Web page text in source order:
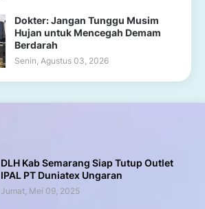
Dokter: Jangan Tunggu Musim
Hujan untuk Mencegah Demam
Berdarah
Senin, Agustus 03, 2026
DLH Kab Semarang Siap Tutup Outlet
IPAL PT Duniatex Ungaran
Jumat, Mei 09, 2025